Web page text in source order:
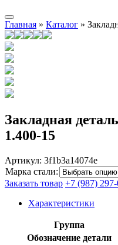
Главная » Каталог »
Закладная
1.400-15
Артикул: 3f1b3a14074e
Марка стали:
Заказать товар +7 (987)
Характеристики
Группа
Обозначение детали